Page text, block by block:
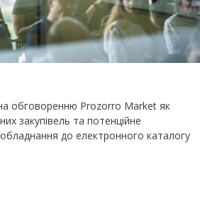
обговоренню Prozorro Market як
закупівель та потенційне
до електронного каталогу